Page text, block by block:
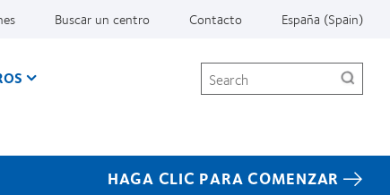
Buscar un centro Contacto España (Spain)
Search
HAGA CLIC PARA COMENZAR